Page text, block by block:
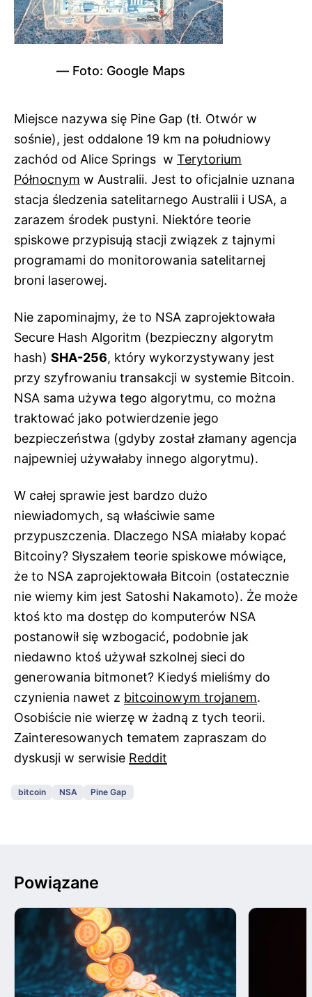
Foto: Google Maps
Miejsce nazywa się Pine Gap (tł. Otwór w
sośnie), jest oddalone 19 km na południowy
zachód od Alice Springs w Terytorium
Północnym w Australii. Jest to oficjalnie uznana
stacja śledzenia satelitarnego Australii i USA, a
zarazem środek pustyni. Niektóre teorie
spiskowe przypisują stacji związek z tajnymi
programami do monitorowania satelitarnej
broni laserowej.
Nie zapominajmy, że to NSA zaprojektowała
Secure Hash Algoritm (bezpieczny algorytm
hash) SHA-256, który wykorzystywany jest
przy szyfrowaniu transakcji w systemie Bitcoin.
NSA sama używa tego algorytmu, co można
traktować jako potwierdzenie jego
bezpieczeństwa (gdyby został złamany agencja
najpewniej używałaby innego algorytmu).
W całej sprawie jest bardzo dużo
niewiadomych, są właściwie same
przypuszczenia. Dlaczego NSA miałaby kopać
Bitcoiny? Słyszałem teorie spiskowe mówiące,
że to NSA zaprojektowała Bitcoin (ostatecznie
nie wiemy kim jest Satoshi Nakamoto). Że może
ktoś kto ma dostęp do komputerów NSA
postanowił się wzbogacić, podobnie jak
niedawno ktoś używał szkolnej sieci do
generowania bitmonet? Kiedyś mieliśmy do
czynienia nawet z bitcoinowym trojanem.
Osobiście nie wierzę w żadną z tych teorii.
Zainteresowanych tematem zapraszam do
dyskusji w serwisie Reddit
bitcoin NSA Pine Gap
Powiązane